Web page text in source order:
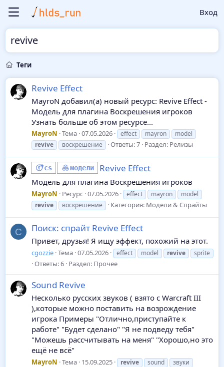
Вход
revive
Теги
Revive Effect
MayroN добавил(а) новый ресурс: Revive Effect -
Модель для плагина Воскрешения игроков
Узнать больше об этом ресурсе...
MayroN Тема 07.05.2026 effect mayron
model
revive
воскрешение Ответы: 7 Раздел: Релизы
cs модели Revive Effect
Модель для плагина Воскрешения игроков
MayroN Ресурс 07.05.2026 effect mayron
model
revive
воскрешение Категория: Модели & Спрайты
C Поиск: спрайт Revive Effect
Привет, друзья! Я ищу эффект, похожий на этот.
cgozzie Тема 07.05.2026 effect model revive sprite
Ответы: 6 Раздел: Прочее
Sound Revive
Несколько русских звуков ( взято с Warcraft III
),которые можно поставить на возрождение
игрока Примеры "Отлично,приступайте к
работе" "Будет сделано" "Я не подведу тебя"
"Можешь рассчитывать на меня" "Хорошо,но это
ещё не всё"
MayroN Тема 15.09.2025 revive sound
звуки